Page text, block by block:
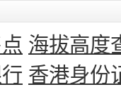
海拔高度
香港身份